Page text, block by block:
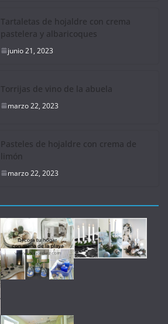
Tartaletas de hojaldre con crema
pastelera y albaricoques
junio 21, 2023
Torrijas de vino de la abuela
marzo 22, 2023
Pasteles de hojaldre con crema de
limón
marzo 22, 2023